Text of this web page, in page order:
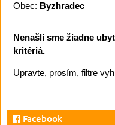
Obec: Byzhradec
Nenašli sme žiadne
kritériá.
Upravte, prosím, filtre
Facebook